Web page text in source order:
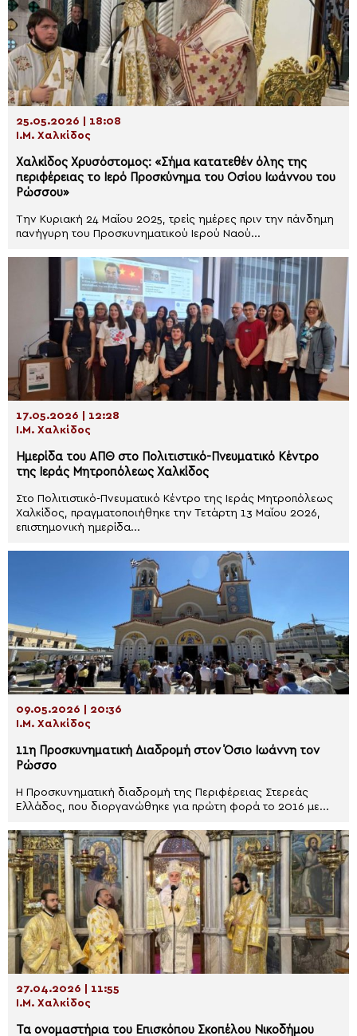
25.05.2026 | 18:08
Ι.Μ. Χαλκίδος
Xαλκίδος Χρυσόστομος: «Σήμα κατατεθέν όλης της
περιφέρειας το Ιερό Προσκύνημα του Οσίου Ιωάννου του
Ρώσσου»
Την Κυριακή 24 Μαΐου 2025, τρείς ημέρες πριν την πάνδημη
πανήγυρη του Προσκυνηματικού Ιερού Ναού...
17.05.2026 | 12:28
Ι.Μ. Χαλκίδος
Ημερίδα του ΑΠΘ στο Πολιτιστικό-Πνευματικό Κέντρο
της Ιεράς Μητροπόλεως Χαλκίδος
Στο Πολιτιστικό-Πνευματικό Κέντρο της Ιεράς Μητροπόλεως
Χαλκίδος, πραγματοποιήθηκε την Τετάρτη 13 Μαΐου 2026,
επιστημονική ημερίδα...
09.05.2026 | 20:36
Ι.Μ. Χαλκίδος
11η Προσκυνηματική Διαδρομή στον Όσιο Ιωάννη τον
Ρώσσο
Η Προσκυνηματική διαδρομή της Περιφέρειας Στερεάς
Ελλάδος, που διοργανώθηκε για πρώτη φορά το 2016 με...
27.04.2026 | 11:55
Ι.Μ. Χαλκίδος
Τα ονομαστήρια του Επισκόπου Σκοπέλου Νικοδήμου